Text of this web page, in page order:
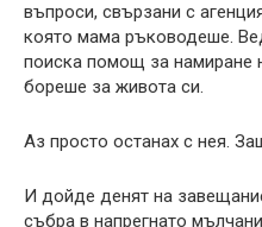
въпроси, свързани с
която мама ръководеше.
поиска помощ за
бореше за живота си.
Аз просто останах с нея.
И дойде денят на
събра в напрегнато